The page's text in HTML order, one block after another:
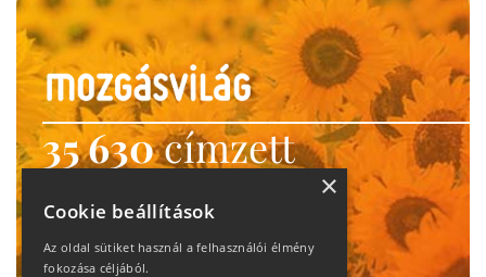
35 630címzett
heti motiváció
Ne maradj le!
×
Cookie beállítások
Az oldal sütiket használ a felhasználói élmény
fokozása céljából.